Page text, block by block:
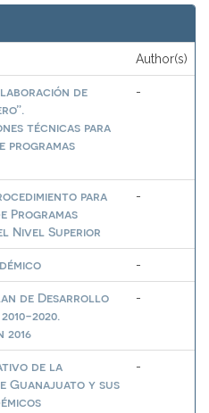
Author(s)
de
técnicas para
programas
-
para
Programas
Nivel Superior
-
-
de Desarrollo
2020.
-
de la
Guanajuato y sus
-